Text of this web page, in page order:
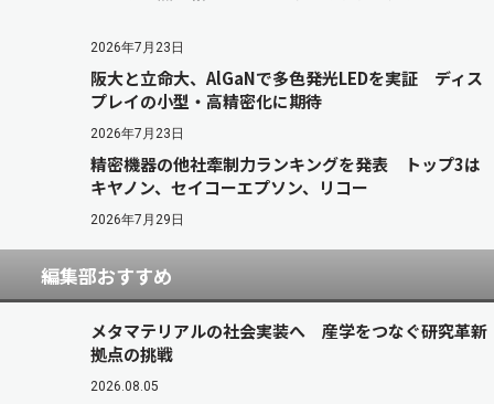
2026年7月23日
阪大と立命大、AlGaNで多色発光LEDを実証 ディス
プレイの小型・高精密化に期待
2026年7月23日
精密機器の他社牽制力ランキングを発表 トップ3は
キヤノン、セイコーエプソン、リコー
2026年7月29日
編集部おすすめ
メタマテリアルの社会実装へ 産学をつなぐ研究革新
拠点の挑戦
2026.08.05